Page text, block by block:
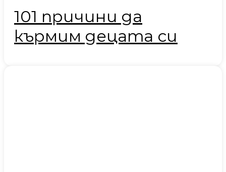
101 причини да
кърмим децата си